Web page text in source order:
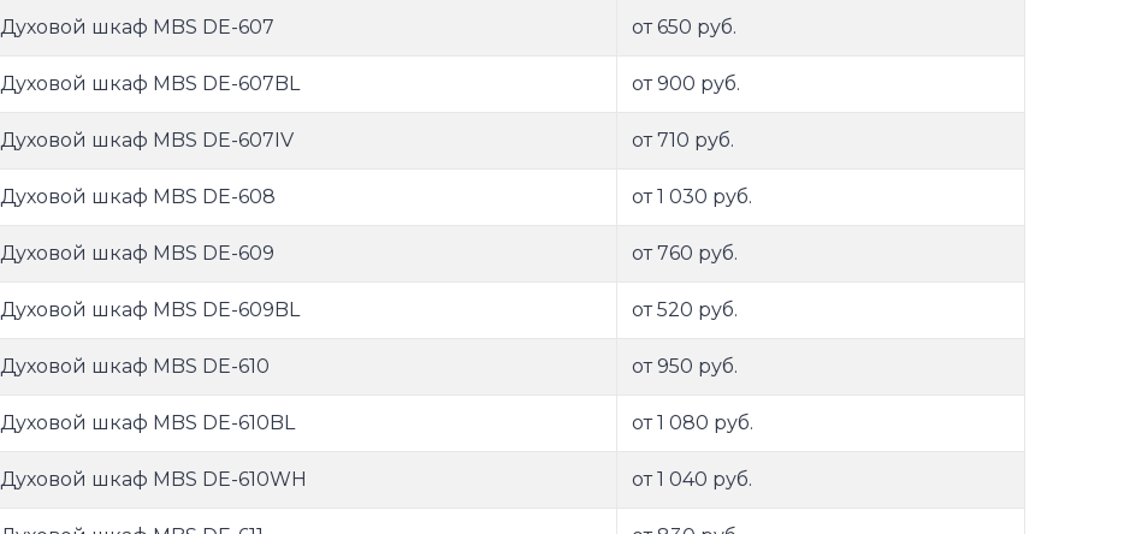
Духовой шкаф MBS DE-607 от 650 руб.
Духовой шкаф MBS DE-607BL от 900 руб.
Духовой шкаф MBS DE-607IV от 710 руб.
Духовой шкаф MBS DE-608 от 1 030 руб.
Духовой шкаф MBS DE-609 от 760 руб.
Духовой шкаф MBS DE-609BL от 520 руб.
Духовой шкаф MBS DE-610 от 950 руб.
Духовой шкаф MBS DE-610BL от 1 080 руб.
Духовой шкаф MBS DE-610WH от 1 040 руб.